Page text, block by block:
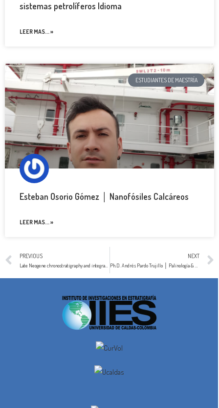
sistemas petrolíferos Idioma
LEER MAS... »
ESTUDIANTES DE MAESTRÍA
Esteban Osorio Gómez │ Nanofósiles Calcáreos
LEER MAS... »
PREVIOUS NEXT